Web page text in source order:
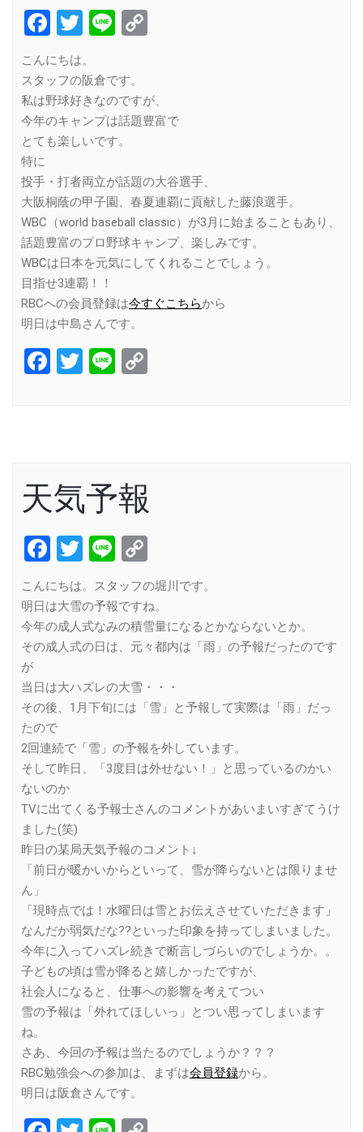
Facebook
Twitter
Line
こんにちは。
スタッフの阪倉です。
私は野球好きなのですが、
今年のキャンプは話題豊富で
とても楽しいです。
特に
投手・打者両立が話題の大谷選手、
大阪桐蔭の甲子園、春夏連覇に貢献した藤浪選手。
WBC（world baseball classic）が3月に始まることもあり、
話題豊富のプロ野球キャンプ、楽しみです。
WBCは日本を元気にしてくれることでしょう。
目指せ3連覇！！
RBCへの会員登録は今すぐこちらから
明日は中島さんです。
Facebook
Twitter
Line
天気予報
Facebook
Twitter
Line
Link
こんにちは。スタッフの堀川です。
明日は大雪の予報ですね。
今年の成人式なみの積雪量になるとかならないとか。
その成人式の日は、元々都内は「雨」の予報だったのです
が
当日は大ハズレの大雪・・・
その後、1月下旬には「雪」と予報して実際は「雨」だっ
たので
2回連続で「雪」の予報を外しています。
そして昨日、「3度目は外せない！」と思っているのかい
ないのか
TVに出てくる予報士さんのコメントがあいまいすぎてうけ
ました(笑)
昨日の某局天気予報のコメント↓
「前日が暖かいからといって、雪が降らないとは限りませ
ん」
「現時点では！水曜日は雪とお伝えさせていただきます」
なんだか弱気だな??といった印象を持ってしまいました。
今年に入ってハズレ続きで断言しづらいのでしょうか。。
子どもの頃は雪が降ると嬉しかったですが、
社会人になると、仕事への影響を考えてつい
雪の予報は「外れてほしいっ」とつい思ってしまいます
ね。
さあ、今回の予報は当たるのでしょうか？？？
RBC勉強会への参加は、まずは会員登録から。
明日は阪倉さんです。